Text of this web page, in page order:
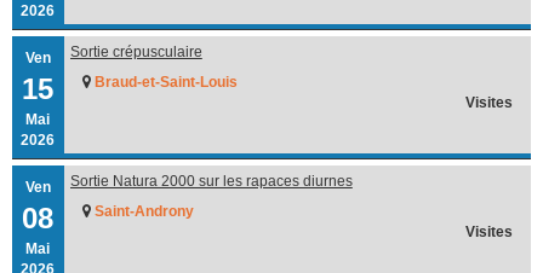
2026
Ven
15
Mai
2026
Sortie crépusculaire
Braud-et-Saint-Louis
Visites
Ven
08
Mai
2026
Sortie Natura 2000 sur les rapaces diurnes
Saint-Androny
Visites